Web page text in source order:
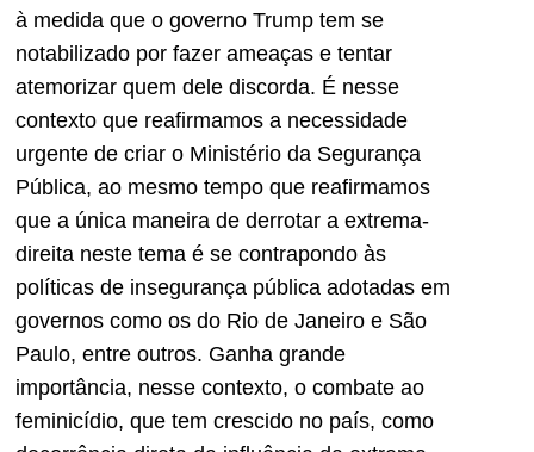
à medida que o governo Trump tem se
notabilizado por fazer ameaças e tentar
atemorizar quem dele discorda. É nesse
contexto que reafirmamos a necessidade
urgente de criar o Ministério da Segurança
Pública, ao mesmo tempo que reafirmamos
que a única maneira de derrotar a extrema-
direita neste tema é se contrapondo às
políticas de insegurança pública adotadas em
governos como os do Rio de Janeiro e São
Paulo, entre outros. Ganha grande
importância, nesse contexto, o combate ao
feminicídio, que tem crescido no país, como